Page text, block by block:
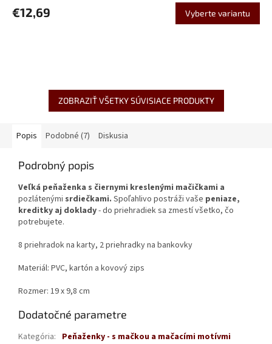
€12,69 Vyberte variantu
ZOBRAZIŤ VŠETKY SÚVISIACE PRODUKTY
Popis Podobné (7) Diskusia
Podrobný popis
Veľká peňaženka s čiernymi kreslenými mačičkami a
pozlátenými srdiečkami. Spoľahlivo postráži vaše peniaze,
kreditky aj doklady- do priehradiek sa zmestí všetko, čo
potrebujete.
8 priehradok na karty, 2 priehradky na bankovky
Materiál: PVC, kartón a kovový zips
Rozmer: 19 x 9,8 cm
Dodatočné parametre
Kategória: Peňaženky - s mačkou a mačacími motívmi